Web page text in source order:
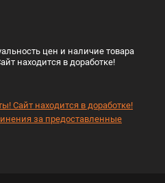
цен и наличие товара
находится в доработке!
Сайт находится в доработке!
за предоставленные